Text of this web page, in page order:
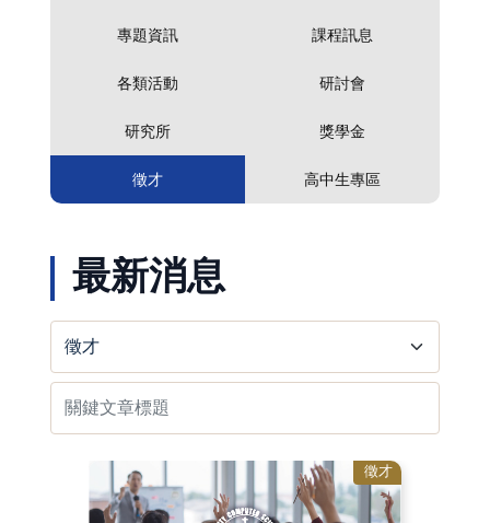
專題資訊 課程訊息
各類活動 研討會
研究所 獎學金
徵才 高中生專區
最新消息
徵才